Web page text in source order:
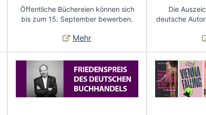
Öffentliche Büchereien können sich
bis zum 15. September bewerben.
Mehr
Die
deutsche